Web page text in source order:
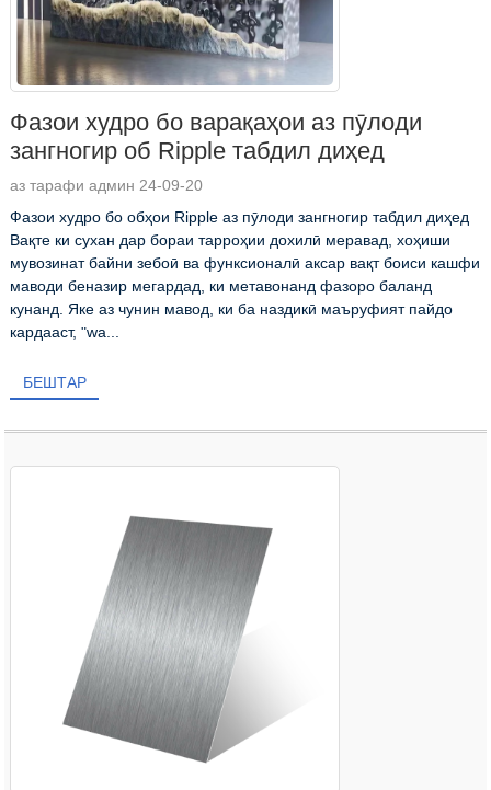
Фазои худро бо варақаҳои аз пӯлоди
зангногир об Ripple табдил диҳед
аз тарафи админ 24-09-20
Фазои худро бо обҳои Ripple аз пӯлоди зангногир табдил диҳед
Вақте ки сухан дар бораи тарроҳии дохилӣ меравад, хоҳиши
мувозинат байни зебоӣ ва функсионалӣ аксар вақт боиси кашфи
маводи беназир мегардад, ки метавонанд фазоро баланд
кунанд. Яке аз чунин мавод, ки ба наздикӣ маъруфият пайдо
кардааст, "wa...
БЕШТАР